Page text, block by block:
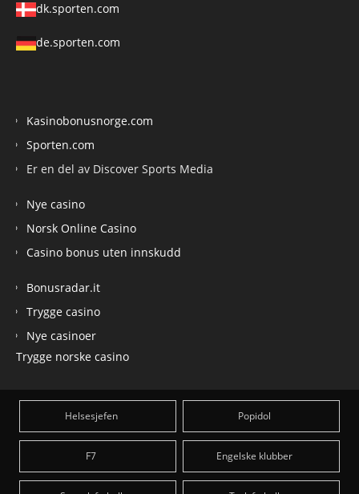
dk.sporten.com
de.sporten.com
Kasinobonusnorge.com
Sporten.com
Er en del av Discover Sports Media
Nye casino
Norsk Online Casino
Casino bonus uten innskudd
Bonusradar.it
Trygge casino
Nye casinoer
Trygge norske casino
Helsesjefen Popidol
F7 Engelske klubber